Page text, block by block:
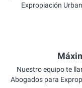
Expropiación
Nuestro equipo te
Abogados para